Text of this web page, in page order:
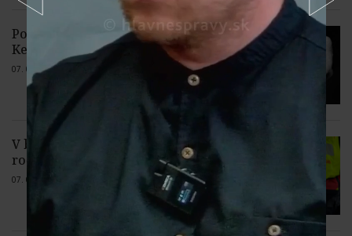
Polícia obvinila 45-ročného
Kežmarčana z týrania blízkej osoby
07. 08. 2026 |
V bikeparku Malinô Brdo sa zranil 20-
ročný cyklista
07. 08. 2026 |